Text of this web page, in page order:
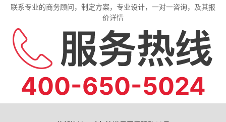
联系专业的商务顾问，制定方案，专业设计，一对一咨询，及其报
价详情
400-650-5024